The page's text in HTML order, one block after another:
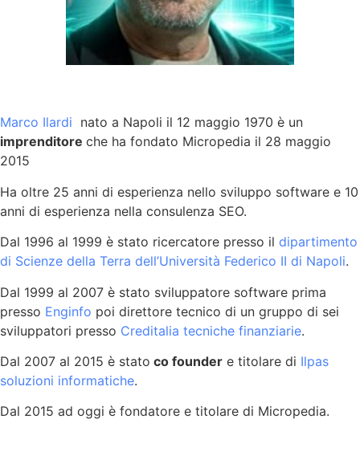
Marco Ilardi nato a Napoli il 12 maggio 1970 è un
imprenditore che ha fondato Micropedia il 28 maggio
2015
Ha oltre 25 anni di esperienza nello sviluppo software e 10
anni di esperienza nella consulenza SEO.
Dal 1996 al 1999 è stato ricercatore presso il dipartimento
di Scienze della Terra dell’Università Federico II di Napoli.
Dal 1999 al 2007 è stato sviluppatore software prima
presso Enginfo poi direttore tecnico di un gruppo di sei
sviluppatori presso Creditalia tecniche finanziarie.
Dal 2007 al 2015 è stato co founder e titolare di Ilpas
soluzioni informatiche.
Dal 2015 ad oggi è fondatore e titolare di Micropedia.